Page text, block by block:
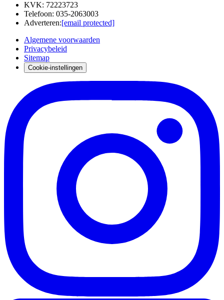
KVK: 72223723
Telefoon: 035-2063003
Adverteren:[email protected]
Algemene voorwaarden
Privacybeleid
Sitemap
Cookie-instellingen